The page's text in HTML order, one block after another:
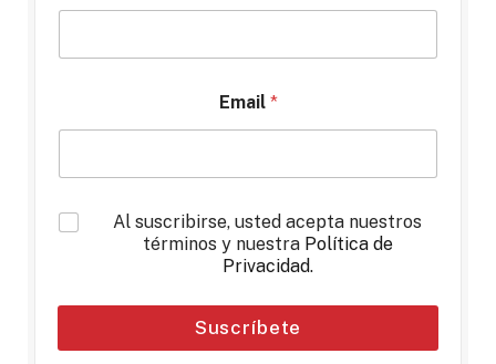
Email *
*
Al suscribirse, usted acepta nuestros
términos y nuestra Política de
Privacidad.
Suscríbete